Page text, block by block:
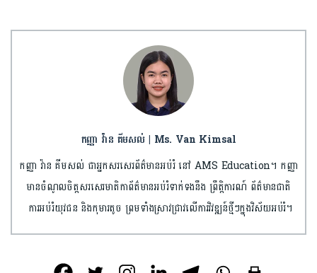
កញ្ញា វ៉ាន គីមសល់ | Ms. Van Kimsal
កញ្ញា វ៉ាន គីមសល់ ជាអ្នកសរសេរព័ត៌មានអប់រំ នៅ AMS Education។ កញ្ញា
មានចំណូលចិត្តសរសេរមាតិកាព័ត៌មានអប់រំទាក់ទងនឹង ព្រឹត្តិការណ៍ ព័ត៌មានជាតិ
ការអប់រំយុវជន និងកុមារតូច ព្រមទាំងស្រាវជ្រាវលើការវិវឌ្ឍន៍ថ្មីៗក្នុងវិស័យអប់រំ។